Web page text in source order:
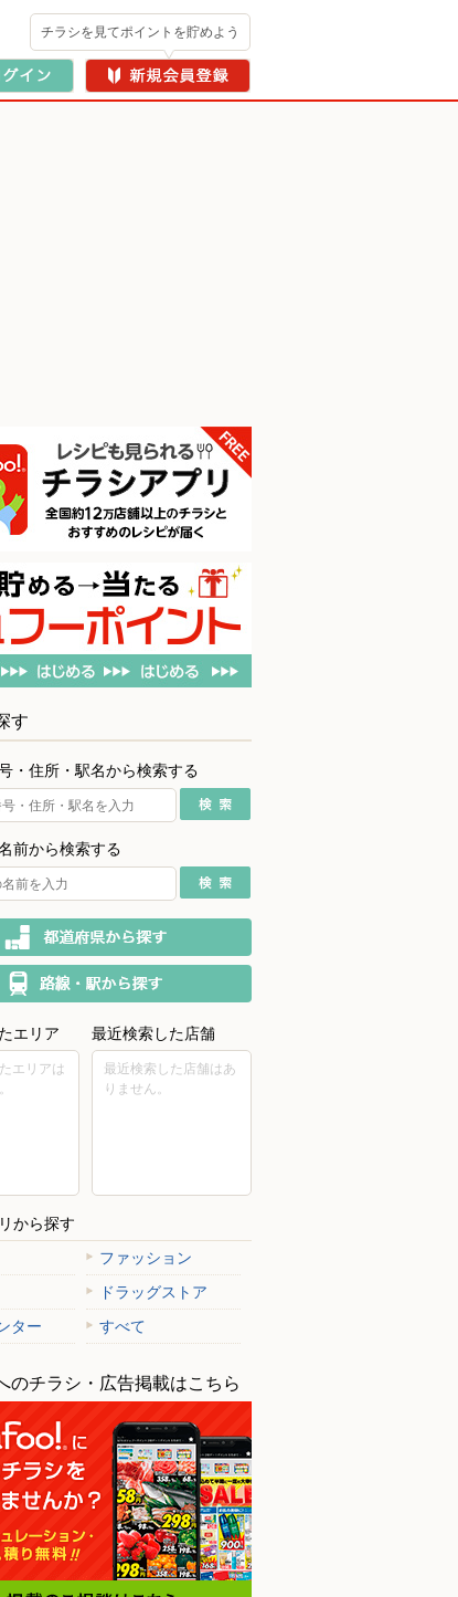
チラシを見てポイントを貯めよう
す
・住所・駅名から検索する
前から検索する
エリア
エリアは
最近検索した店舗
最近検索した店舗はあ
りません。
から探す
ファッション
ドラッグストア
ター
すべて
のチラシ・広告掲載はこちら